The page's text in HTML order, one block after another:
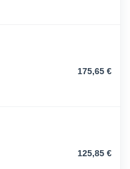
175,65 €
125,85 €